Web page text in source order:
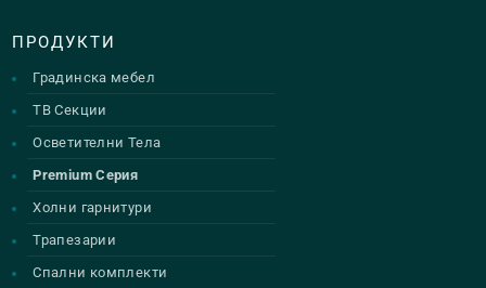
ПРОДУКТИ
Градинска мебел
ТВ Секции
Осветителни Тела
Premium Серия
Холни гарнитури
Трапезарии
Спални комплекти